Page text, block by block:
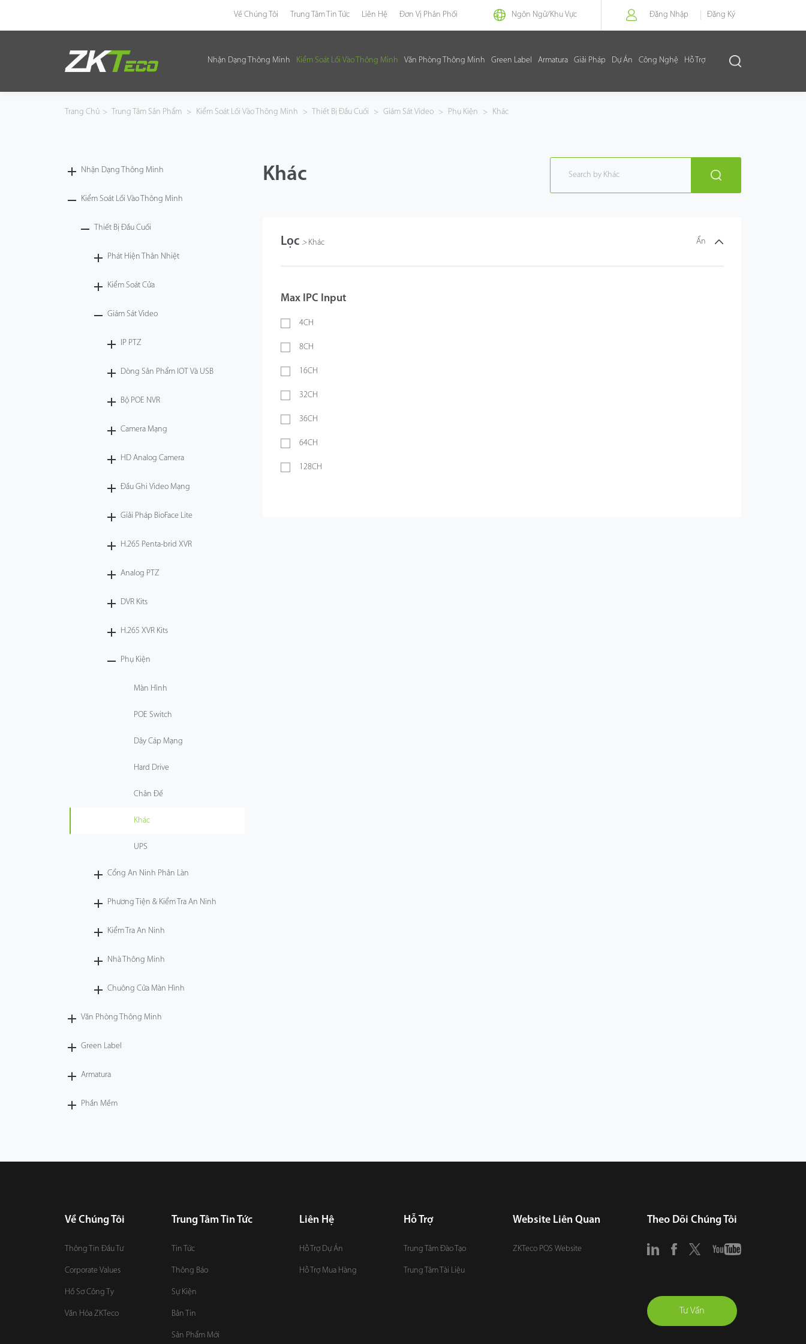
Về Chúng Tôi Trung Tâm Tin Tức Liên Hệ Đơn Vị Phân Phối Ngôn Ngữ/Khu Vực Đăng Nhập Đăng Ký
Nhận Dạng Thông Minh Kiểm Soát Lối Vào Thông Minh Văn Phòng Thông Minh Green Label Armatura Giải Pháp Dự Án Công Nghệ
Hỗ Trợ
Kiểm Soát Lối Vào Thông Minh
Trang Chủ > Trung Tâm Sản Phẩm > Kiểm Soát Lối Vào Thông Minh > Thiết Bị Đầu Cuối > Giám Sát Video > Phụ Kiện > Khác
Nhận Dạng Thông Minh
Kiểm Soát Lối Vào Thông Minh
Thiết Bị Đầu Cuối
Phát Hiện Thân Nhiệt
Kiểm Soát Cửa
Giám Sát Video
IP PTZ
Dòng Sản Phẩm IOT Và USB
Bộ POE NVR
Camera Mạng
HD Analog Camera
Đầu Ghi Video Mạng
Giải Pháp BioFace Lite
H.265 Penta-brid XVR
Analog PTZ
DVR Kits
H.265 XVR Kits
Phụ Kiện
Màn Hình
POE Switch
Dây Cáp Mạng
Hard Drive
Chân Đế
Khác
UPS
Cổng An Ninh Phân Làn
Phương Tiện & Kiểm Tra An Ninh
Kiểm Tra An Ninh
Nhà Thông Minh
Chuông Cửa Màn Hình
Văn Phòng Thông Minh
Green Label
Armatura
Phần Mềm
Khác
Lọc > Khác Ẩn
Max IPC Input
4CH
8CH
16CH
32CH
36CH
64CH
128CH
Về Chúng Tôi
Thông Tin Đầu Tư
Corporate Values
Hồ Sơ Công Ty
Văn Hóa ZKTeco
Trung Tâm Tin Tức
Tin Tức
Thông Báo
Sự Kiện
Bản Tin
Sản Phẩm Mới
Liên Hệ
Hỗ Trợ Dự Án
Hỗ Trợ Mua Hàng
Hỗ Trợ
Trung Tâm Đào Tạo
Trung Tâm Tài Liệu
Website Liên Quan
ZKTeco POS Website
Theo Dõi Chúng Tôi
Tư Vấn